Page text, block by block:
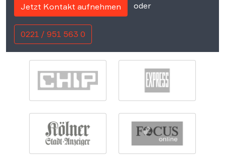
Jetzt Kontakt aufnehmen oder
0221 / 951 563 0